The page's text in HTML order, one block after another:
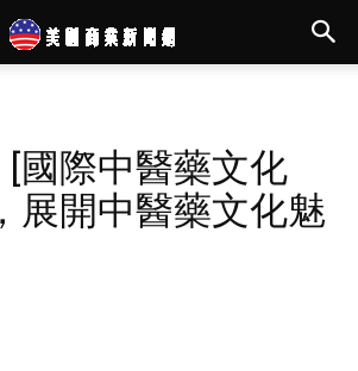
[國際中醫藥文化
展開中醫藥文化魅